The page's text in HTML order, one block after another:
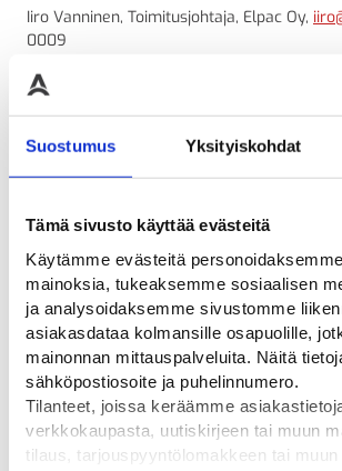
Suostumus Yksityiskohdat
Tämä sivusto käyttää evästeitä
Käytämme evästeitä
mainoksia, tukeaksemme sosiaalisen
ja analysoidaksemme sivustomme
asiakasdataa kolmansille osapuolille,
mainonnan mittauspalveluita. Näitä
sähköpostiosoite ja puhelinnumero.
Tilanteet, joissa keräämme
verkkokaupasta, uutiskirjeen tai muun
tilaus, tarjouspyyntölomakkeen tai muun
Iiro Vanninen, Toimitusjohtaja, Elpac Oy,
0009
Nina Pohjoiskoski, asiakkuuspäällikkö,
liitto,nina.pohjoiskoski@suomalainentyo.fi,
kadunkalusteita. Yritysfuusion myötä Elpac
itse liikennemerkkejä ja opasteita Oulun
toimipisteellä.www.elpac.fi
Avainlippu on merkki suomalaisesta
myöntää Suomessa valmistetuille
tuotetuille palveluille sekä kotimaisille
verkkokaupoille.www.avainlippu.fi
Suomalaisen työn liitonpäätehtävä on